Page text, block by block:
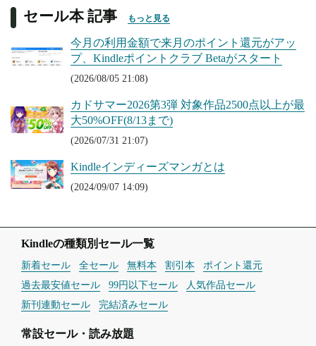
セール本 記事 もっと見る
今月の利用金額で来月のポイント還元がアッ
プ、Kindleポイントクラブ Betaがスタート
(2026/08/05 21:08)
カドサマー2026第3弾 対象作品2500点以上が最
大50%OFF(8/13まで)
(2026/07/31 21:07)
Kindleインディーズマンガとは
(2024/09/07 14:09)
Kindleの種類別セール一覧
新着セール 全セール 無料本 割引本
ポイント還元
過去最安値セール
99円以下セール
人気作品セール
新刊連動セール
完結済みセール
常設セール・読み放題